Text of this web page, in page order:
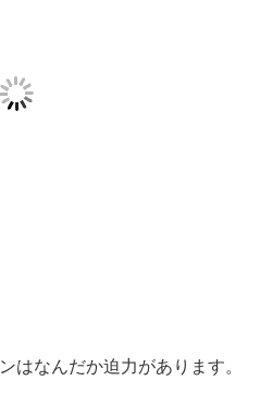
はなんだか迫力があります。